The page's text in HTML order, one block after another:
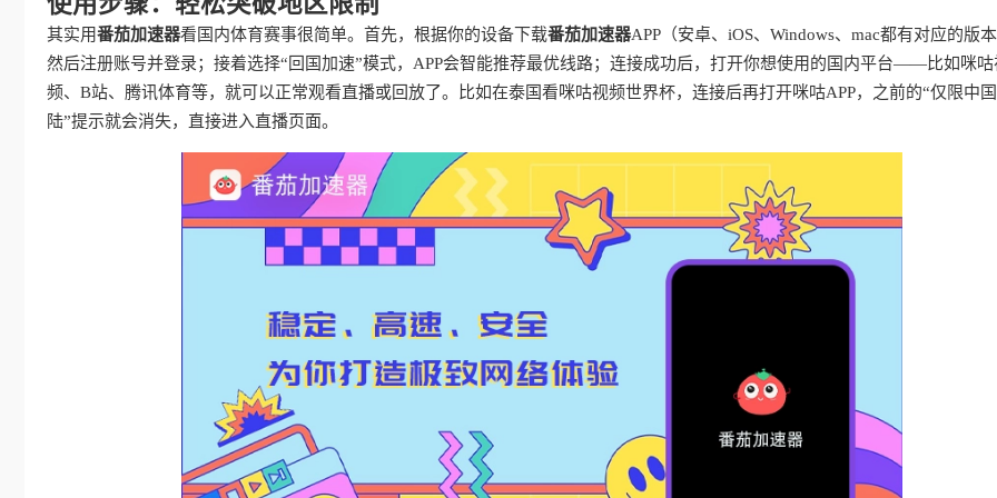
其实用番茄加速器看国内体育赛事很简单。首先，根据你的设备下载番茄加速器APP（安卓、iOS、Windows、mac都有对应的版本
然后注册账号并登录；接着选择“回国加速”模式，APP会智能推荐最优线路；连接成功后，打开你想使用的国内平台——比如咪咕
频、B站、腾讯体育等，就可以正常观看直播或回放了。比如在泰国看咪咕视频世界杯，连接后再打开咪咕APP，之前的“仅限中
陆”提示就会消失，直接进入直播页面。